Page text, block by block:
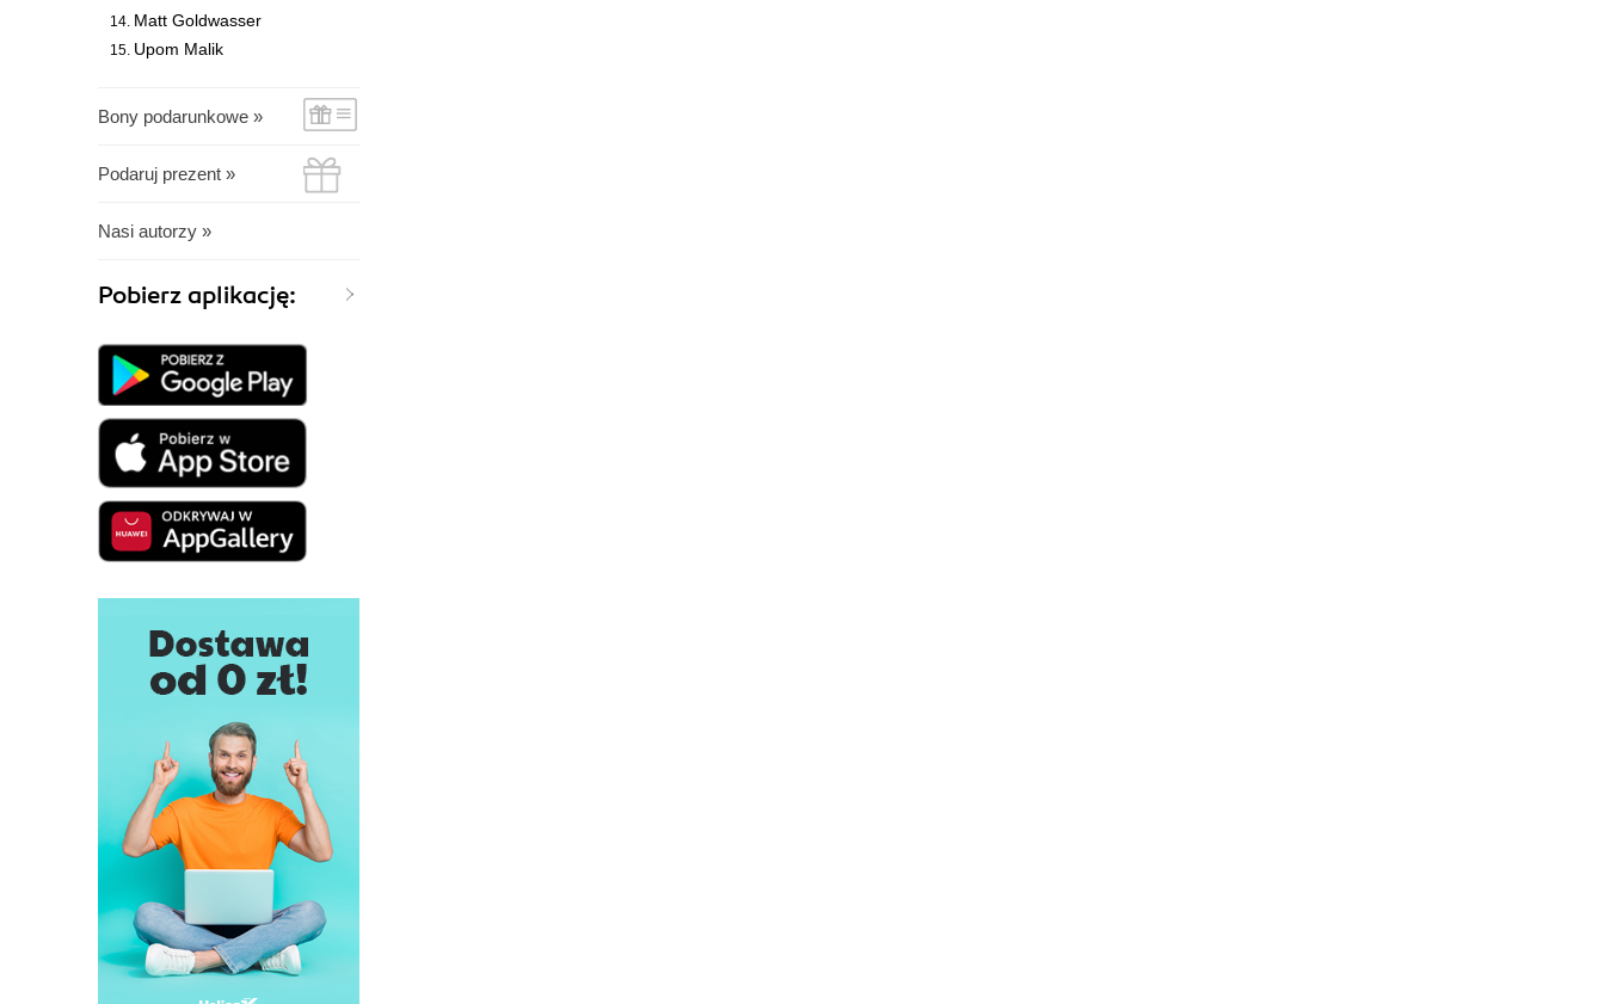
Matt Goldwasser
Upom Malik
Bony podarunkowe »
Podaruj prezent »
Nasi autorzy »
Pobierz aplikację: